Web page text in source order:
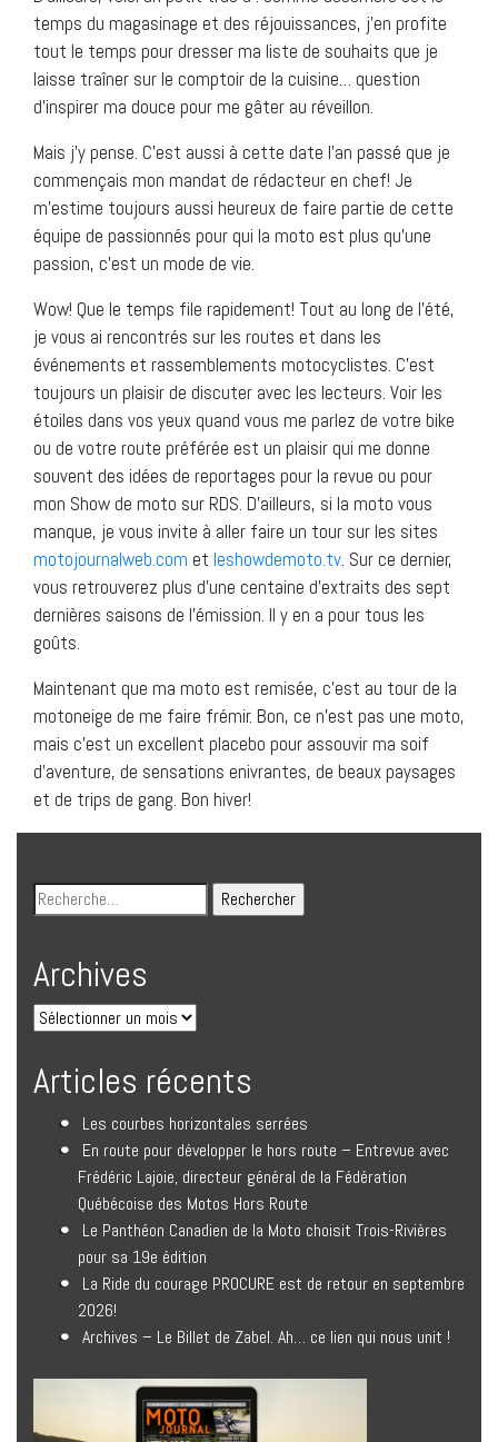
temps du magasinage et des réjouissances, j’en profite
tout le temps pour dresser ma liste de souhaits que je
laisse traîner sur le comptoir de la cuisine… question
d’inspirer ma douce pour me gâter au réveillon.
Mais j’y pense. C’est aussi à cette date l’an passé que je
commençais mon mandat de rédacteur en chef! Je
m’estime toujours aussi heureux de faire partie de cette
équipe de passionnés pour qui la moto est plus qu’une
passion, c’est un mode de vie.
Wow! Que le temps file rapidement! Tout au long de l’été,
je vous ai rencontrés sur les routes et dans les
événements et rassemblements motocyclistes. C’est
toujours un plaisir de discuter avec les lecteurs. Voir les
étoiles dans vos yeux quand vous me parlez de votre bike
ou de votre route préférée est un plaisir qui me donne
souvent des idées de reportages pour la revue ou pour
mon Show de moto sur RDS. D’ailleurs, si la moto vous
manque, je vous invite à aller faire un tour sur les sites
motojournalweb.com et leshowdemoto.tv. Sur ce dernier,
vous retrouverez plus d’une centaine d’extraits des sept
dernières saisons de l’émission. Il y en a pour tous les
goûts.
Maintenant que ma moto est remisée, c’est au tour de la
motoneige de me faire frémir. Bon, ce n’est pas une moto,
mais c’est un excellent placebo pour assouvir ma soif
d’aventure, de sensations enivrantes, de beaux paysages
et de trips de gang. Bon hiver!
Archives
Articles récents
Les courbes horizontales serrées
En route pour développer le hors route – Entrevue avec
Frédéric Lajoie, directeur général de la Fédération
Québécoise des Motos Hors Route
Le Panthéon Canadien de la Moto choisit Trois-Rivières
pour sa 19e édition
La Ride du courage PROCURE est de retour en septembre
2026!
Archives – Le Billet de Zabel. Ah… ce lien qui nous unit !